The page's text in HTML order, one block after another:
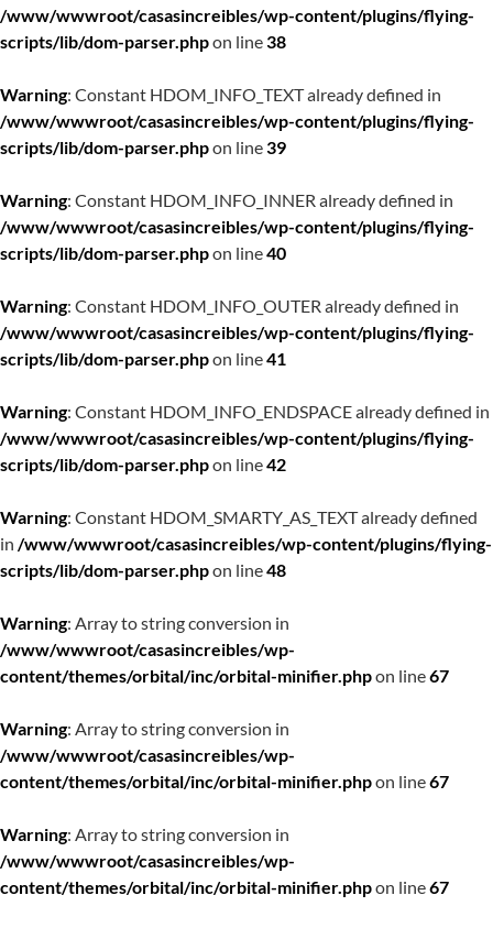
/www/wwwroot/casasincreibles/wp-content/plugins/flying-
scripts/lib/dom-parser.phpon line38
Warning: Constant HDOM_INFO_TEXT already defined in
/www/wwwroot/casasincreibles/wp-content/plugins/flying-
scripts/lib/dom-parser.phpon line39
Warning: Constant HDOM_INFO_INNER already defined in
/www/wwwroot/casasincreibles/wp-content/plugins/flying-
scripts/lib/dom-parser.phpon line40
Warning: Constant HDOM_INFO_OUTER already defined in
/www/wwwroot/casasincreibles/wp-content/plugins/flying-
scripts/lib/dom-parser.phpon line41
Warning: Constant HDOM_INFO_ENDSPACE already defined in
/www/wwwroot/casasincreibles/wp-content/plugins/flying-
scripts/lib/dom-parser.phpon line42
Warning: Constant HDOM_SMARTY_AS_TEXT already defined
in /www/wwwroot/casasincreibles/wp-content/plugins/flying-
scripts/lib/dom-parser.phpon line48
Warning: Array to string conversion in
/www/wwwroot/casasincreibles/wp-
content/themes/orbital/inc/orbital-minifier.phpon line67
Warning: Array to string conversion in
/www/wwwroot/casasincreibles/wp-
content/themes/orbital/inc/orbital-minifier.phpon line67
Warning: Array to string conversion in
/www/wwwroot/casasincreibles/wp-
content/themes/orbital/inc/orbital-minifier.phpon line67